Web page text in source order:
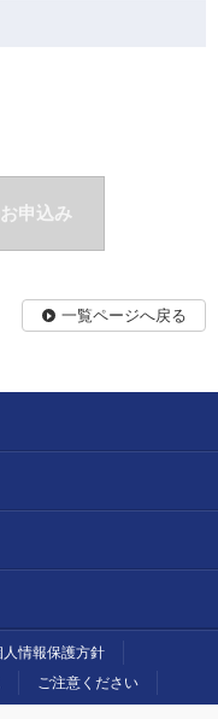
申込み
一覧ページへ戻る
人情報保護方針
ご注意ください